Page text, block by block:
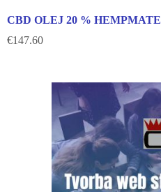
CBD OLEJ 20 % HEMPMATE
€147.60